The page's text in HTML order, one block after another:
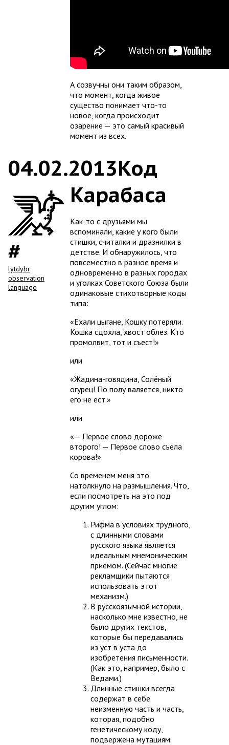
А созвучны они таким образом,
что момент, когда живое
существо понимает что-то
новое, когда происходит
озарение — это самый красивый
момент из всех.
lytdybr
observation
language
04.02.2013Код
Карабаса
Как-то с друзьями мы
вспоминали, какие у кого были
стишки, считалки и дразнилки в
детстве. И обнаружилось, что
повсеместно в разное время и
одновременно в разных городах
и уголках Советского Союза были
одинаковые стихотворные коды
типа:
Ехали цыгане, Кошку потеряли.
Кошка сдохла, хвост облез. Кто
промолвит, тот и съест!
или
Жадина-говядина, Солёный
огурец! По полу валяется, никто
его не ест.
или
— Первое слово дороже
второго! — Первое слово съела
корова!
Со временем меня это
натолкнуло на размышления. Что,
если посмотреть на это под
другим углом:
Рифма в условиях трудного,
с длинными словами
русского языка является
идеальным мнемоническим
приёмом. (Сейчас многие
рекламщики пытаются
использовать этот
механизм.)
В русскоязычной истории,
насколько мне известно, не
было других текстов,
которые бы передавались
из уст в уста до
изобретения письменности.
(Как это, например, было с
Ведами.)
Длинные стишки всегда
содержат в себе
неизменную часть и часть,
которая, подобно
генетическому коду,
подвержена мутациям.